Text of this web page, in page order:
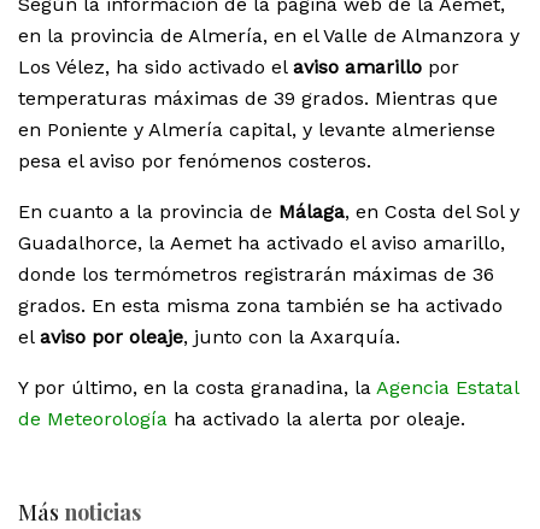
en la provincia de Almería, en el Valle de Almanzora y
Los Vélez, ha sido activado el aviso amarillo por
temperaturas máximas de 39 grados. Mientras que
en Poniente y Almería capital, y levante almeriense
pesa el aviso por fenómenos costeros.
En cuanto a la provincia de Málaga, en Costa del Sol y
Guadalhorce, la Aemet ha activado el aviso amarillo,
donde los termómetros registrarán máximas de 36
grados. En esta misma zona también se ha activado
el aviso por oleaje, junto con la Axarquía.
Y por último, en la costa granadina, la Agencia Estatal
de Meteorología ha activado la alerta por oleaje.
Más noticias